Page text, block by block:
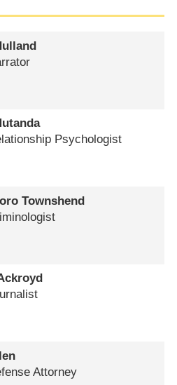
Psychologist
Townshend
Attorney